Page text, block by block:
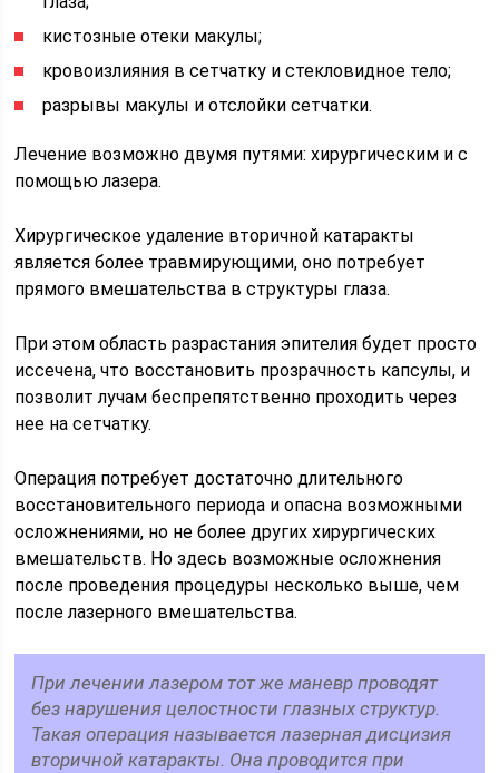
кистозные отеки макулы;
кровоизлияния в сетчатку и стекловидное тело;
разрывы макулы и отслойки сетчатки.
Лечение возможно двумя путями: хирургическим и с
помощью лазера.
Хирургическое удаление вторичной катаракты
является более травмирующими, оно потребует
прямого вмешательства в структуры глаза.
При этом область разрастания эпителия будет просто
иссечена, что восстановить прозрачность капсулы, и
позволит лучам беспрепятственно проходить через
нее на сетчатку.
Операция потребует достаточно длительного
восстановительного периода и опасна возможными
осложнениями, но не более других хирургических
вмешательств. Но здесь возможные осложнения
после проведения процедуры несколько выше, чем
после лазерного вмешательства.
При лечении лазером тот же маневр проводят
без нарушения целостности глазных структур.
Такая операция называется лазерная дисцизия
вторичной катаракты. Она проводится при